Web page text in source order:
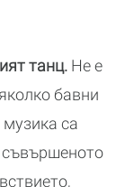
танц. Не е
бавни
са
съвършеното